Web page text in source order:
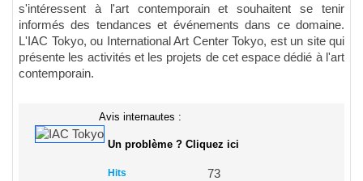
s'intéressent à l'art contemporain et souhaitent se tenir
informés des tendances et événements dans ce domaine.
L'IAC Tokyo, ou International Art Center Tokyo, est un site qui
présente les activités et les projets de cet espace dédié à l'art
contemporain.
Avis internautes :
Un problème ? Cliquez ici
Hits 73